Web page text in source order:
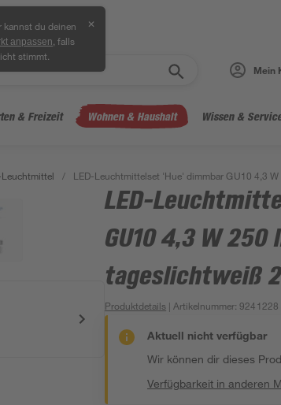
kannst du deinen
anpassen , falls
stimmt.
✕
Mein
& Freizeit Wohnen & Haushalt Wissen &
/ LED-Leuchtmittelset 'Hue' dimmbar GU10 4,3
LED-
GU10 4,3 W
tageslichtweiß
Produktdetails | Artikelnummer:9241228
Aktuell nicht verfügbar
Wir können dir dieses
Verfügbarkeit in anderen